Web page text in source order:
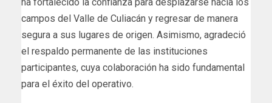
campos del Valle de Culiacán y regresar de manera
segura a sus lugares de origen. Asimismo, agradeció
el respaldo permanente de las instituciones
participantes, cuya colaboración ha sido fundamental
para el éxito del operativo.